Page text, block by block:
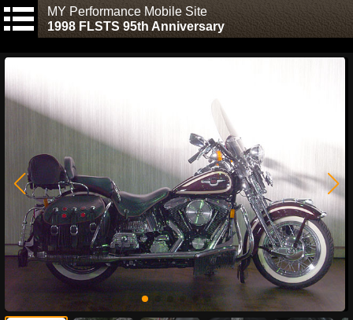
MY Performance Mobile Site
1998 FLSTS 95th Anniversary